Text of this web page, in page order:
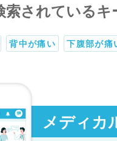
索されているキ
背中が痛い 下腹部が痛
メディカ